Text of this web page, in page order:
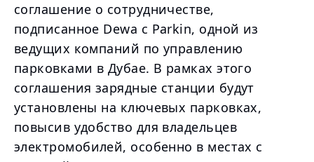
соглашение о сотрудничестве,
подписанное Dewa с Parkin, одной из
ведущих компаний по управлению
парковками в Дубае. В рамках этого
соглашения зарядные станции будут
установлены на ключевых парковках,
повысив удобство для владельцев
электромобилей, особенно в местах с